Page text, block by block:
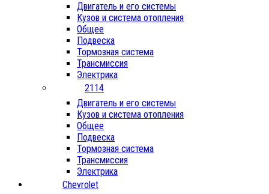
Двигатель и его системы
Кузов и система отопления
Общее
Подвеска
Тормозная система
Трансмиссия
Электрика
2114
Двигатель и его системы
Кузов и система отопления
Общее
Подвеска
Тормозная система
Трансмиссия
Электрика
Chevrolet